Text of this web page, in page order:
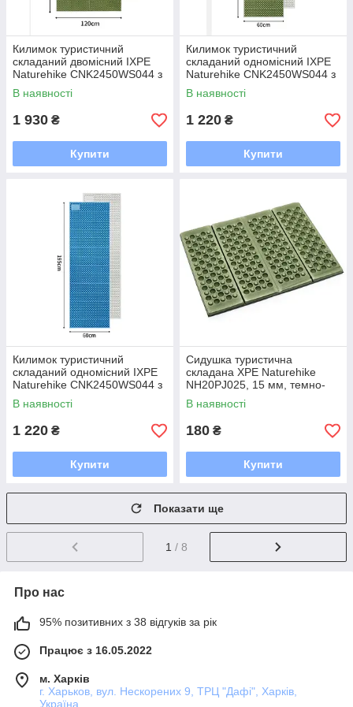
Килимок туристичний
складаний двомісний IXPE
Naturehike CNK2450WS044 з
алюмінієвою плівкою,
200x120x1.8 см, оливковий
В наявності
1 930 ₴
Купити
Килимок туристичний
складаний одномісний IXPE
Naturehike CNK2450WS044 з
алюмінієвою плівкою,
195x60x1.8 см, оливковий
В наявності
1 220 ₴
Купити
Килимок туристичний
складаний одномісний IXPE
Naturehike CNK2450WS044 з
алюмінієвою плівкою,
195x60x1.8 см, синій
В наявності
1 220 ₴
Купити
Сидушка туристична
складана XPE Naturehike
NH20PJ025, 15 мм, темно-
зелена з чохлом для походів
та кемпінгу
В наявності
180 ₴
Купити
Показати ще
1 / 8
Про нас
95% позитивних з 38 відгуків за рік
Працює з 16.05.2022
м. Харків
г. Харьков, вул. Нескорених 9, ТРЦ "Дафі", Харків,
Україна